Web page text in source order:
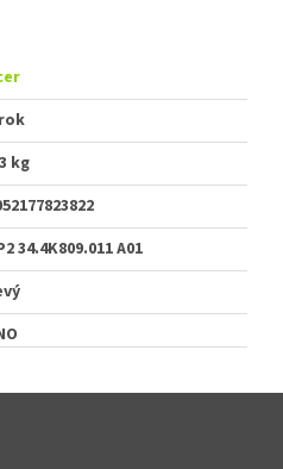
kg
34.4K809.011 A01